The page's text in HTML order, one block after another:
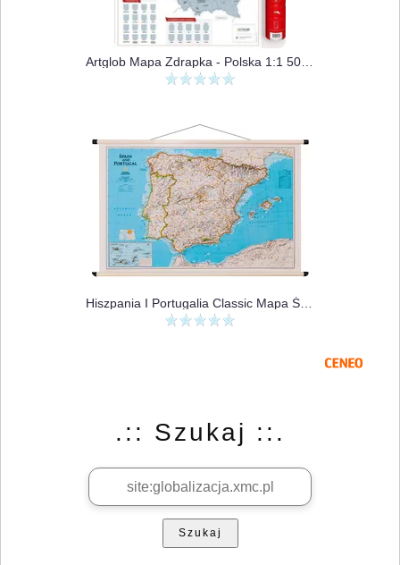
Artglob Mapa Zdrapka - Polska 1:1 500 000
Hiszpania I Portugalia Classic Mapa Ścienna Polityczna 1:2 074 000
.:: Szukaj ::.
Szukaj